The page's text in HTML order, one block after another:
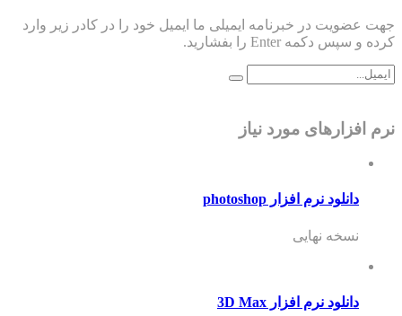
جهت عضویت در خبرنامه ایمیلی ما ایمیل خود را در کادر زیر وارد
کرده و سپس دکمه Enter را بفشارید.
نرم افزارهای مورد نیاز
دانلود نرم افزار photoshop
نسخه نهایی
دانلود نرم افزار 3D Max